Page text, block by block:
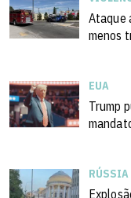
Ataque
menos
EUA
Trump
RÚSSIA